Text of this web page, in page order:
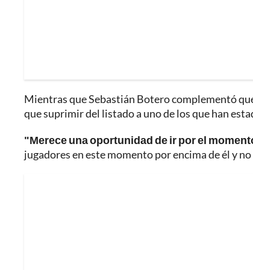
Mientras que Sebastián Botero complementó
que suprimir del listado a uno de los que han
"Merece una oportunidad de ir por el
jugadores en este momento por encima de él y